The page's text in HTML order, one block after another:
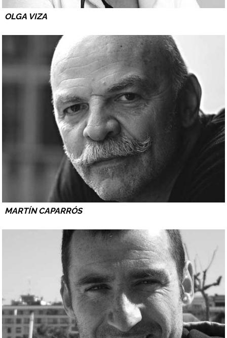
OLGA VIZA
MARTÍN CAPARRÓS